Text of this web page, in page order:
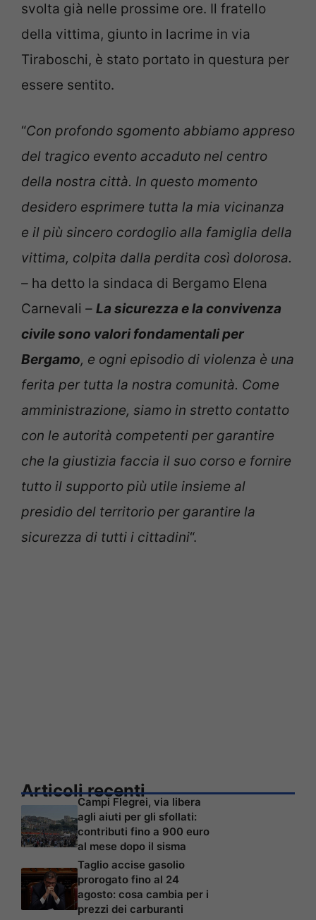
svolta già nelle prossime ore. Il fratello
della vittima, giunto in lacrime in via
Tiraboschi, è stato portato in questura per
essere sentito.
“Con profondo sgomento abbiamo appreso
del tragico evento accaduto nel centro
della nostra città. In questo momento
desidero esprimere tutta la mia vicinanza
e il più sincero cordoglio alla famiglia della
vittima, colpita dalla perdita così dolorosa.
– ha detto la sindaca di Bergamo Elena
Carnevali – La sicurezza e la convivenza
civile sono valori fondamentali per
Bergamo, e ogni episodio di violenza è una
ferita per tutta la nostra comunità. Come
amministrazione, siamo in stretto contatto
con le autorità competenti per garantire
che la giustizia faccia il suo corso e fornire
tutto il supporto più utile insieme al
presidio del territorio per garantire la
sicurezza di tutti i cittadini“.
Articoli recenti
Campi Flegrei, via libera
agli aiuti per gli sfollati:
contributi fino a 900 euro
al mese dopo il sisma
Taglio accise gasolio
prorogato fino al 24
agosto: cosa cambia per i
prezzi dei carburanti